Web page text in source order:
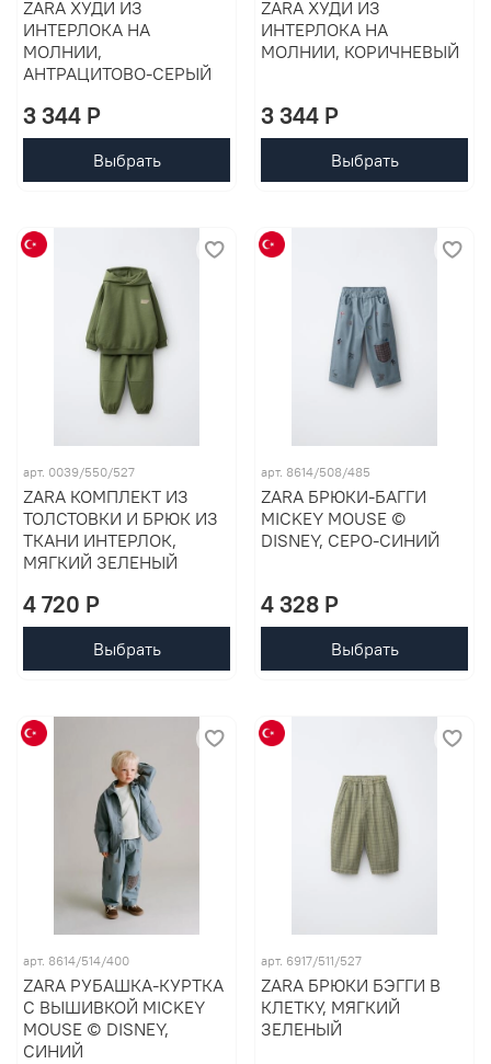
ZARA ХУДИ ИЗ
ИНТЕРЛОКА НА
МОЛНИИ,
АНТРАЦИТОВО-СЕРЫЙ
3 344 P
Выбрать
ZARA ХУДИ ИЗ
ИНТЕРЛОКА НА
МОЛНИИ, КОРИЧНЕВЫЙ
3 344 P
Выбрать
арт. 0039/550/527
ZARA КОМПЛЕКТ ИЗ
ТОЛСТОВКИ И БРЮК ИЗ
ТКАНИ ИНТЕРЛОК,
МЯГКИЙ ЗЕЛЕНЫЙ
4 720 P
Выбрать
арт. 8614/508/485
ZARA БРЮКИ-БАГГИ
MICKEY MOUSE ©
DISNEY, СЕРО-СИНИЙ
4 328 P
Выбрать
арт. 8614/514/400
ZARA РУБАШКА-КУРТКА
С ВЫШИВКОЙ MICKEY
MOUSE © DISNEY,
СИНИЙ
арт. 6917/511/527
ZARA БРЮКИ БЭГГИ В
КЛЕТКУ, МЯГКИЙ
ЗЕЛЕНЫЙ